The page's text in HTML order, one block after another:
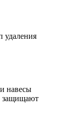
удаления
навесы
защищают